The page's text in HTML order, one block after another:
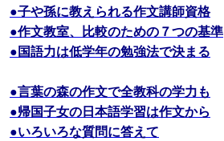
●子や孫に教えられる作文講師資格
●作文教室、比較のための７つの基準
●国語力は低学年の勉強法で決まる
●言葉の森の作文で全教科の学力も
●帰国子女の日本語学習は作文から
●いろいろな質問に答えて